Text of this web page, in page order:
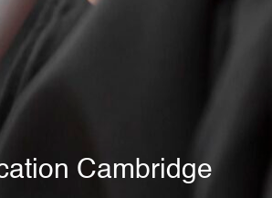
Cambridge